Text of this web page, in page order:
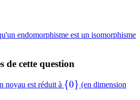
endomorphisme est un isomorphisme
de cette question
noyau est réduit à \
{0} (en dimension